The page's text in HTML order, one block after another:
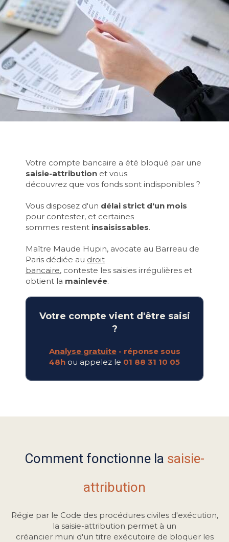
Votre compte bancaire a été bloqué par une
saisie-attribution et vous
découvrez que vos fonds sont indisponibles ?
Vous disposez d'un délai strict d'un mois
pour contester, et certaines
sommes restent insaisissables.
Maître Maude Hupin, avocate au Barreau de
Paris dédiée au droit
bancaire, conteste les saisies irrégulières et
obtient la mainlevée.
Votre compte vient d'être saisi
?
Analyse gratuite - réponse sous
48h ou appelez le 01 88 31 10 05
Comment fonctionne la saisie-
attribution
Régie par le Code des procédures civiles d'exécution,
la saisie-attribution permet à un
créancier muni d'un titre exécutoire de bloquer les